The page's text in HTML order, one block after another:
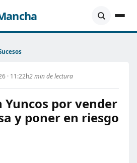
· 11:22h2 min de lectura
Yuncos por vender
y poner en riesgo